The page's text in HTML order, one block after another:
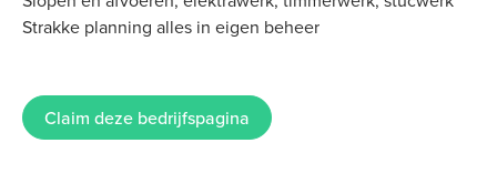
Strakke planning alles in eigen beheer
Claim deze bedrijfspagina